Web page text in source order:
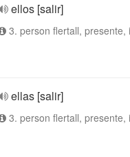
ellos [salir]
3. person flertall, presente,
ellas [salir]
3. person flertall, presente,